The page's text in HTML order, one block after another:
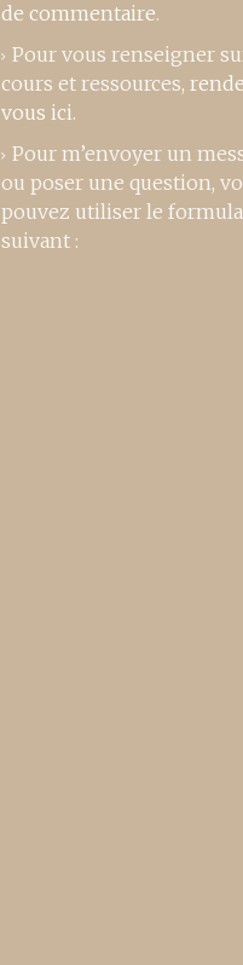
de commentaire.
Pour vous renseigner
cours et ressources,
vous ici.
Pour m’envoyer un
ou poser une question,
pouvez utiliser le
suivant :